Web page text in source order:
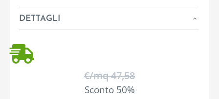
DETTAGLI
€/mq 47,58
Sconto 50%